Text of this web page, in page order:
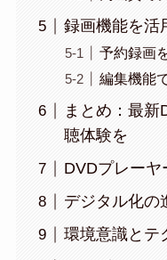
録画機能を活
予約録画
編集機能
まとめ：最新
聴体験を
DVDプレー
デジタル化の
環境意識とテ